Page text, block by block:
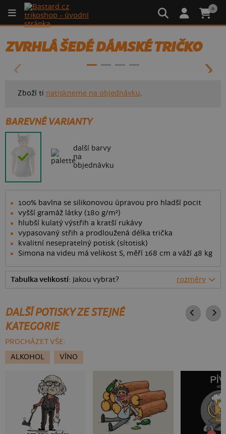
0
ZVRHLÁ ŠEDÉ DÁMSKÉ TRIČKO
Zboží ti natiskneme na objednávku.
BAREVNÉ VARIANTY
další barvy
na
objednávku
100% bavlna se silikonovou úpravou pro hladší pocit
vyšší gramáž látky (180 g/m²)
hlubší kulatý výstřih a kratší rukávy
vypasovaný střih a prodloužená délka trička
kvalitní nesepratelný potisk (sítotisk)
Simona na videu má velikost S, měří 168 cm a váží 48 kg
Tabulka velikostí: Jakou vybrat? rozměry
DALŠÍ POTISKY ZE STEJNÉ
KATEGORIE
PROCHÁZET VŠE:
ALKOHOL
VÍNO